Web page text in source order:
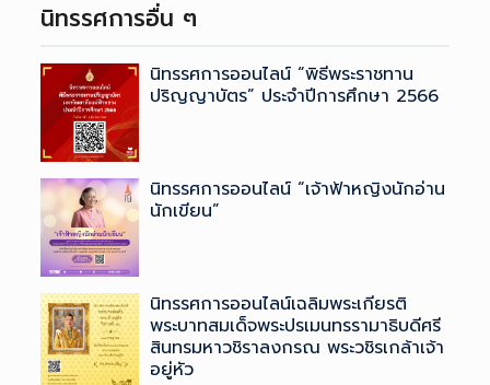
นิทรรศการอื่น ๆ
นิทรรศการออนไลน์ “พิธีพระราชทาน
ปริญญาบัตร” ประจำปีการศึกษา 2566
นิทรรศการออนไลน์ “เจ้าฟ้าหญิงนักอ่าน
นักเขียน”
นิทรรศการออนไลน์เฉลิมพระเกียรติ
พระบาทสมเด็จพระปรเมนทรรามาธิบดีศรี
สินทรมหาวชิราลงกรณ ​พระวชิรเกล้าเจ้า
อยู่หัว